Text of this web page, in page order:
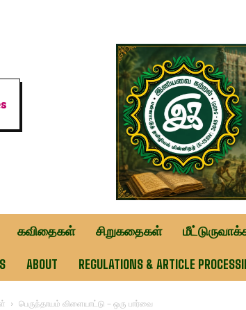
கவிதைகள் சிறுகதைகள்
ABOUT REGULATIONS & ARTICLE
பெருந்தாயம் விளையாட்டு – ஒரு பார்வை